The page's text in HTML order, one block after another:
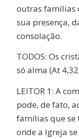
outras famílias
sua presença,
consolação.
TODOS: Os
só alma (At
LEITOR 1: A
pode, de fato,
famílias que se
onde a Igreja